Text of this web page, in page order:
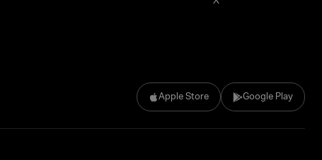
Apple Store Google Play